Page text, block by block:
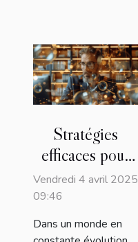
Stratégies
efficaces pour
identifier et
engager des
experts certifiés
Vendredi 4 avril 2025
09:46
Dans un monde en